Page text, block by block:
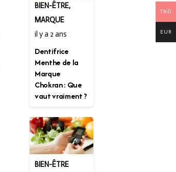
BIEN-ÊTRE,
MARQUE
il y a 2 ans
Dentifrice
Menthe de la
Marque
Chokran : Que
vaut vraiment ?
BIEN-ÊTRE
TND
EUR